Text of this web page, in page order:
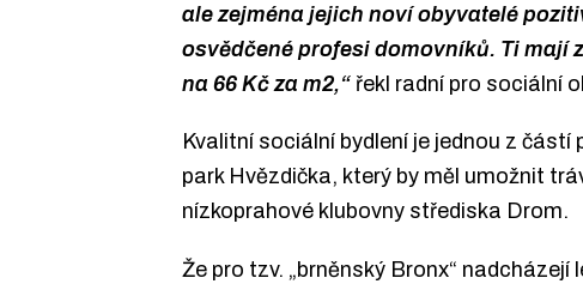
ale zejména jejich noví obyvatelé
osvědčené profesi domovníků. Ti mají
na 66 Kč za m2,“ řekl radní pro sociální
Kvalitní sociální bydlení je jednou z
park Hvězdička, který by měl umožnit
nízkoprahové klubovny střediska Drom.
Že pro tzv. „brněnský Bronx“